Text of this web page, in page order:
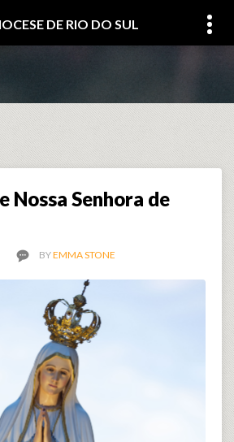
DE RIO DO SUL
Nossa Senhora de
BYEMMA STONE